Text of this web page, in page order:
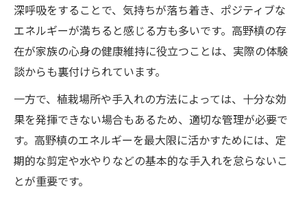
深呼吸をすることで、気持ちが落ち着き、ポジティブな
エネルギーが満ちると感じる方も多いです。高野槙の存
在が家族の心身の健康維持に役立つことは、実際の体験
談からも裏付けられています。
一方で、植栽場所や手入れの方法によっては、十分な効
果を発揮できない場合もあるため、適切な管理が必要で
す。高野槙のエネルギーを最大限に活かすためには、定
期的な剪定や水やりなどの基本的な手入れを怠らないこ
とが重要です。